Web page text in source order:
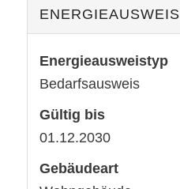
ENERGIEAUSWEIS
Energieausweistyp
Bedarfs­ausweis
Gültig bis
01.12.2030
Gebäudeart